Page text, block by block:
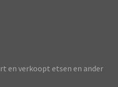
en verkoopt etsen en ander